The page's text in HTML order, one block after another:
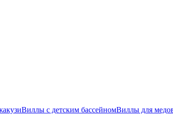
Виллы с детским бассейномВиллы для